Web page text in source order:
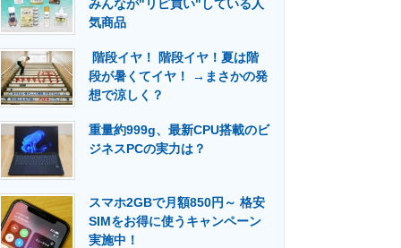
メディア 建設×テクノロジーの最前線
みんなが"リピ買い"している人
気商品
階段イヤ！ 階段イヤ！夏は階
段が暑くてイヤ！ →まさかの発
想で涼しく？
重量約999g、最新CPU搭載のビ
ジネスPCの実力は？
スマホ2GBで月額850円～ 格安
SIMをお得に使うキャンペーン
実施中！